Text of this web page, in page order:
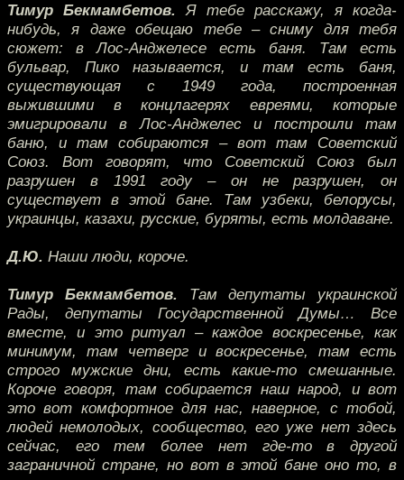
Тимур Бекмамбетов. Я тебе расскажу, я когда-
нибудь, я даже обещаю тебе – сниму для тебя
сюжет: в Лос-Анджелесе есть баня. Там есть
бульвар, Пико называется, и там есть баня,
существующая с 1949 года, построенная
выжившими в концлагерях евреями, которые
эмигрировали в Лос-Анджелес и построили там
баню, и там собираются – вот там Советский
Союз. Вот говорят, что Советский Союз был
разрушен в 1991 году – он не разрушен, он
существует в этой бане. Там узбеки, белорусы,
украинцы, казахи, русские, буряты, есть молдаване.
Д.Ю. Наши люди, короче.
Тимур Бекмамбетов. Там депутаты украинской
Рады, депутаты Государственной Думы… Все
вместе, и это ритуал – каждое воскресенье, как
минимум, там четверг и воскресенье, там есть
строго мужские дни, есть какие-то смешанные.
Короче говоря, там собирается наш народ, и вот
это вот комфортное для нас, наверное, с тобой,
людей немолодых, сообщество, его уже нет здесь
сейчас, его тем более нет где-то в другой
заграничной стране, но вот в этой бане оно то, в